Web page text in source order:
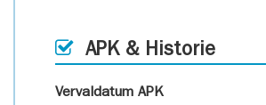
APK & Historie
Vervaldatum APK